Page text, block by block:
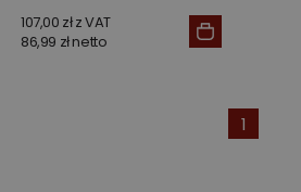
107,00 zł z VAT
86,99 zł netto
1